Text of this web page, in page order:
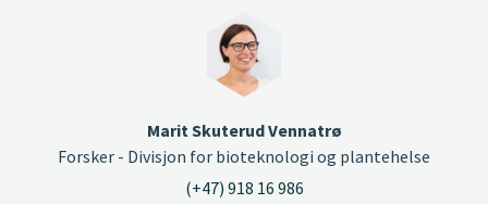
Marit Skuterud Vennatrø
Forsker - Divisjon for bioteknologi og plantehelse
(+47) 918 16 986